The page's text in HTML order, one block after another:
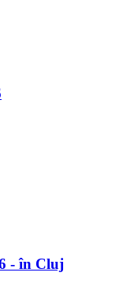
- în Cluj